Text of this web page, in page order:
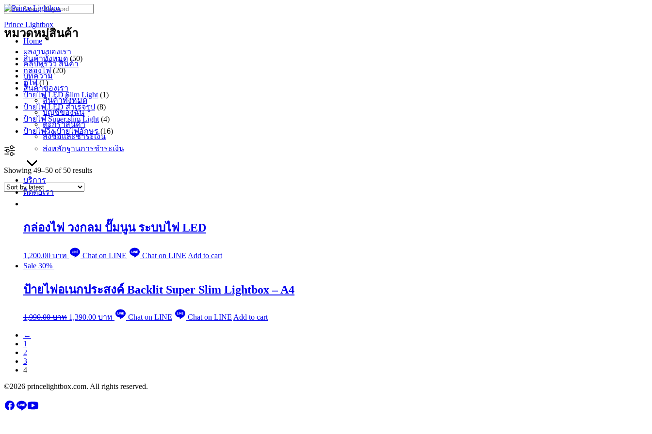
Skip
to
content
Prince Lightbox
Home
ผลงานของเรา
คลิปพรีวิว สินค้า
บทความ
สินค้าของเรา
สินค้าทั้งหมด
บัญชีของฉัน
ตะกร้าสินค้า
สั่งซื้อและชำระเงิน
ส่งหลักฐานการชำระเงิน
บริการ
ติดต่อเรา
Search
for:
หมวดหมู่สินค้า
สินค้าทั้งหมด 5050
products
กล่องไฟ 2020
products
ตู้ไฟ 11
product
ป้ายไฟ LED Slim Light 11
product
ป้ายไฟ LED สำเร็จรูป 88
products
ป้ายไฟ Super slim Light 44
products
ป้ายไฟวิ่ง ป้ายไฟอักษร 1616
products
Showing 49–50 of 50 results
กล่องไฟ วงกลม ปั๊มนูน ระบบไฟ LED
1,200.00 บาท Chat on LINE Chat on LINE Add to cart
Sale 30%
ป้ายไฟอเนกประสงค์ Backlit Super Slim Lightbox – A4
1,990.00บาท 1,390.00 บาท Chat on LINE Chat on LINE Add to cart
←
1
2
3
4
©2026 princelightbox.com. All rights reserved.